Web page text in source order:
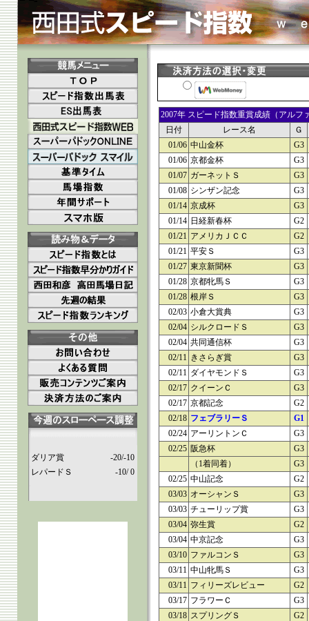
ダリア賞
-20/-10
レパードＳ
-10/ 0
2007年 スピード指数重賞成績（アル
日付
レース名
Ｇ
01/06 中山金杯
G3
01/06 京都金杯
G3
01/07 ガーネットＳ
G3
01/08 シンザン記念
G3
01/14 京成杯
G3
01/14 日経新春杯
G2
01/21 アメリカＪＣＣ
G2
01/21 平安Ｓ
G3
01/27 東京新聞杯
G3
01/28 京都牝馬Ｓ
G3
01/28 根岸Ｓ
G3
02/03 小倉大賞典
G3
02/04 シルクロードＳ
G3
02/04 共同通信杯
G3
02/11 きさらぎ賞
G3
02/11 ダイヤモンドＳ
G3
02/17 クイーンＣ
G3
02/17 京都記念
G2
02/18 フェブラリーＳ
G1
02/24 アーリントンＣ
G3
02/25 阪急杯
G3
（1着同着）
G3
02/25 中山記念
G2
03/03 オーシャンＳ
G3
03/03 チューリップ賞
G3
03/04 弥生賞
G2
03/04 中京記念
G3
03/10 ファルコンＳ
G3
03/11 中山牝馬Ｓ
G3
03/11 フィリーズレビュー
G2
03/17 フラワーＣ
G3
03/18 スプリングＳ
G2